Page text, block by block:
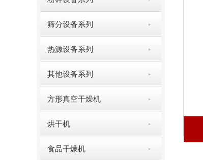
筛分设备系列
热源设备系列
其他设备系列
方形真空干燥机
烘干机
食品干燥机